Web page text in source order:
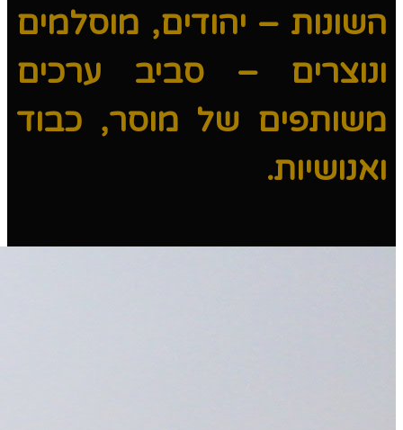
השונות – יהודים, מוסלמים
ונוצרים – סביב ערכים
משותפים של מוסר, כבוד
ואנושיות.